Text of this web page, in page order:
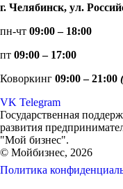
г. Челябинск, ул.
пн-чт 09:00 – 18:00
пт 09:00 – 17:00
Коворкинг 09:00 – 21:00
VK Telegram
Государственная
развития
"Мой бизнес".
© Мойбизнес, 2026
Политика